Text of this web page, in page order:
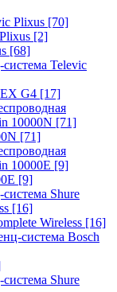
Plixus [70]
[2]
[68]
Televic
G4 [17]
10000N [71]
[71]
10000E [9]
[9]
Shure
[16]
Wireless [16]
система Bosch
Shure